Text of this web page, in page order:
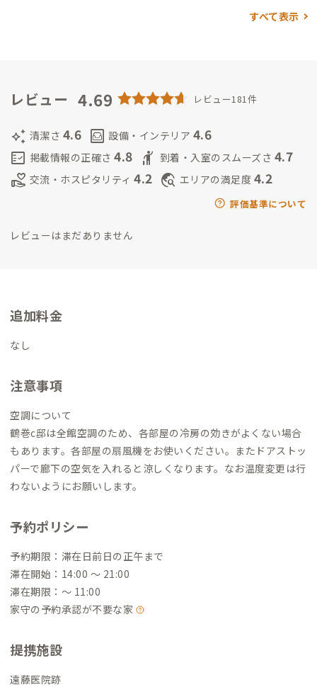
ており、オンラインで仕事していることが多いです。ご希望があ
peakers are also very welcome!趣味はスノーボード、スキュ
す。 おひとりさまもご友人同士もカップルもご家族連れの方も、
リモートワークの方も大歓迎です！（しかも同伴料無料です）
【駐車場】 24H500円、48H800円と格安の駐車場が近くにあり
ます。タイムパーキング鶴巻南4丁目 https://maps.app.goo.gl/
【暮らしのポイント】環境に配
ん）、クイックルワイパーも洗剤不使用のアルカリ電解水のも
ニングテーブル、可動式机付きのソファ、小上がりの畳スペース
にも机がありコワーキングスペースのような空間です。
ンMTGは個室でできるのでリモートワーカーや静かに過ごした
すべて表示
レビュー 4.69 レビュー181件
auto_awesome 清潔さ 4.6 living 設備・インテリア 4.6
fact_check 掲載情報の正確さ 4.8 hail 到着・入室のスムーズさ 4.7
volunteer_activism 交流・ホスピタリティ 4.2 travel_explore エリアの満足度 4.2
評価基準について
レビューはまだありません
追加料金
なし
注意事項
空調について
鶴巻c邸は全館空調のため、各部屋の冷房の効きがよくない場合
もあります。各部屋の扇風機をお使いください。またドアストッ
パーで廊下の空気を入れると涼しくなります。なお温度変更は行
わないようにお願いします。
予約ポリシー
予約期限：滞在日前日の正午まで
滞在開始：14:00 〜 21:00
滞在期限：〜 11:00
家守の予約承認が不要な家
提携施設
遠藤医院跡